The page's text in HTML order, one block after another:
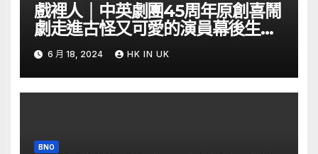
戲裡人｜中英劇團45周年原創喜鬧
劇走進古怪又可愛的演員幕後生活
– YouTube
6 月 18, 2024 HK IN UK
BNO